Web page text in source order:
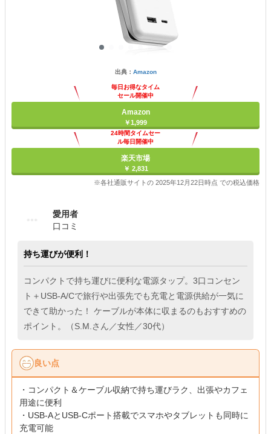
出典： Amazon
毎日お得なタイム
セール開催中
Amazon
￥1,999
24時間タイムセー
ル毎日開催中
楽天市場
￥ 2,831
※各社通販サイトの 2025年12月22日時点 での税込価格
愛用者
口コミ
持ち運びが便利！
コンパクトで持ち運びに便利な電源タップ。3口コンセン
ト＋USB-A/Cで旅行や出張先でも充電と電源供給が一気に
できて助かった！ ケーブルが本体に収まるのもおすすめの
ポイント。（S.M.さん／女性／30代）
良い点
・コンパクト＆ケーブル収納で持ち運びラク、出張やカフェ
用途に便利
・USB-AとUSB-Cポート搭載でスマホやタブレットも同時に
充電可能